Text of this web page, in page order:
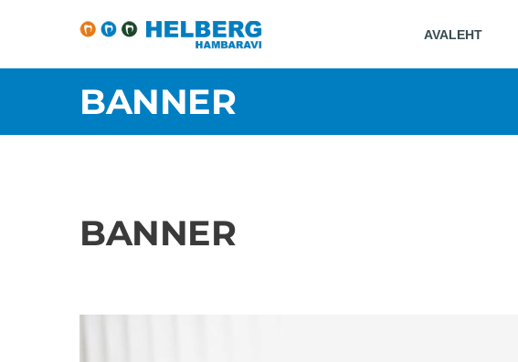
AVALEHT
BANNER
BANNER